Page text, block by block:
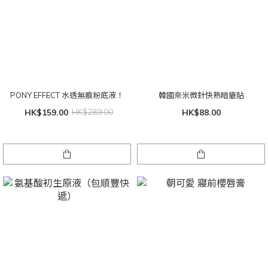
PONY EFFECT 水透無痕粉底液！
HK$159.00 HK$289.00
韓國奈米微針快熟暗瘡貼
HK$88.00